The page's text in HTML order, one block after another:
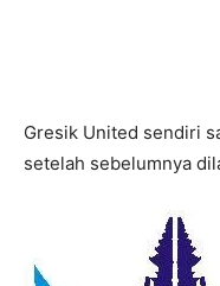
Gresik United sendiri
setelah sebelumnya